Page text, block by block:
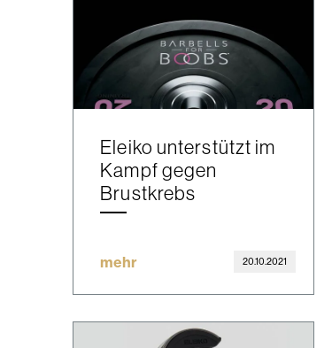
Eleiko unterstützt im
Kampf gegen
Brustkrebs
mehr 20.10.2021